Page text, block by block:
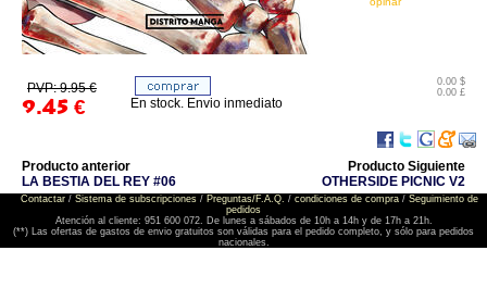
PVP: 9.95 €
9.45 €
0.00 $
0.00 £
En stock. Envio inmediato
Producto anterior
LA BESTIA DEL REY #06
Producto Siguiente
OTHERSIDE PICNIC V2
Contactar/ Sistema de subscripciones/ Preguntas/F.A.Q. / condiciones de compra/ Seguimiento de
pedidos
Atención al cliente: 951 600 072. De lunes a sábados de 10h a 14h y de 17h a 21h.
(**) Las ofertas de gastos de envio gratuitos son válidas para el pedido completo, y sólo para pedidos
nacionales.